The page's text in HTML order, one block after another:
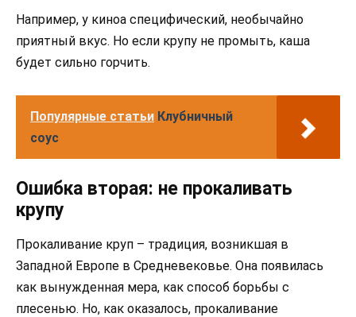
Например, у киноа специфический, необычайно
приятный вкус. Но если крупу не промыть, каша
будет сильно горчить.
Популярные статьи Клубничный
соус
Ошибка вторая: не прокаливать
крупу
Прокаливание круп – традиция, возникшая в
Западной Европе в Средневековье. Она появилась
как вынужденная мера, как способ борьбы с
плесенью. Но, как оказалось, прокаливание